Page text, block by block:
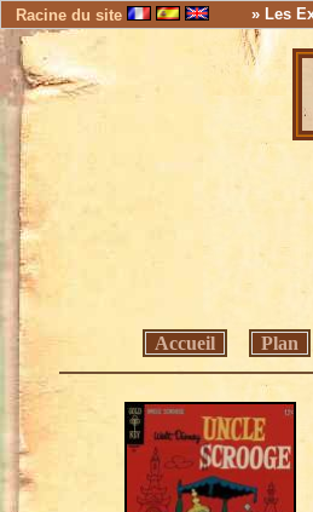
Racine du site » Les
Accueil Plan